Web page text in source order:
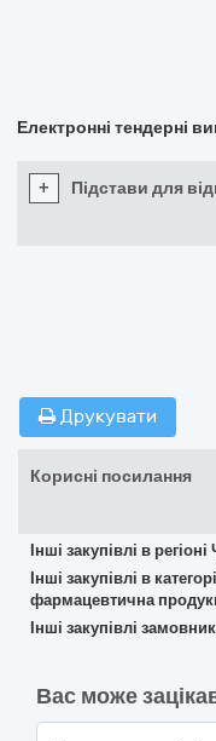
Електронні тендерні
+ Підстави для
Друкувати
Корисні посилання
Інші закупівлі в
Інші закупівлі в
фармацевтична
Інші закупівлі
Вас може